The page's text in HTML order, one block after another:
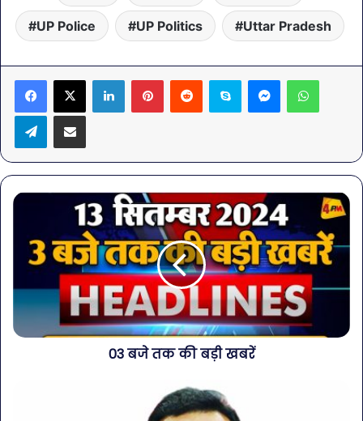
UP Police UP Politics Uttar Pradesh
LinkedInPinterestReddit Skype Messenger
TelegramShare via Email
03 बजे तक की बड़ी खबरें